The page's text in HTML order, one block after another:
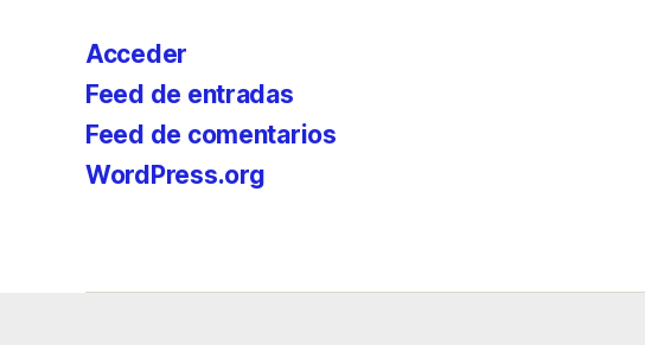
Acceder
Feed de entradas
Feed de comentarios
WordPress.org